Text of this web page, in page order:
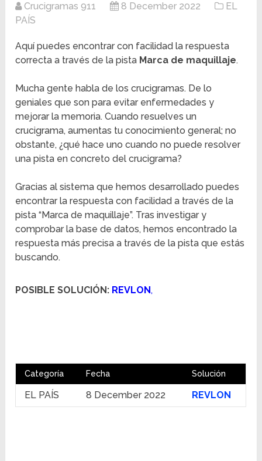
Crucigramas 911 8 December 2022
EL
PAÍS
Aquí puedes encontrar con facilidad la respuesta
correcta a través de la pista Marca de maquillaje.
Mucha gente habla de los crucigramas. De lo
geniales que son para evitar enfermedades y
mejorar la memoria. Cuando resuelves un
crucigrama, aumentas tu conocimiento general; no
obstante, ¿qué hace uno cuando no puede resolver
una pista en concreto del crucigrama?
Gracias al sistema que hemos desarrollado puedes
encontrar la respuesta con facilidad a través de la
pista “Marca de maquillaje”. Tras investigar y
comprobar la base de datos, hemos encontrado la
respuesta más precisa a través de la pista que estás
buscando.
POSIBLE SOLUCIÓN: REVLON,
Categoría Fecha Solución
EL PAÍS 8 December 2022 REVLON